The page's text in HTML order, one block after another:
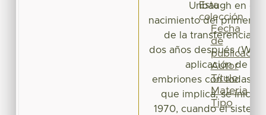
Unbaugh en el
nacimiento del primer
de la transferencia
dos años después
aplicación de la
embriones con todas
que implica, se inició
1970, cuando el
Esta
colección
Fecha
de
publicación
Autor
Título
Materia
Tipo